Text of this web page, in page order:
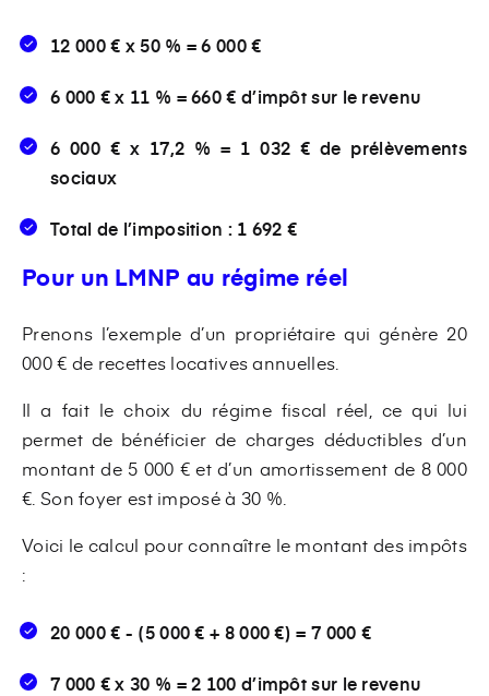
12 000 € x 50 % = 6 000 €
6 000 € x 11 % = 660 € d’impôt sur le revenu
6 000 € x 17,2 % = 1 032 € de prélèvements
sociaux
Total de l’imposition : 1 692 €
Pour un LMNP au régime réel
Prenons l’exemple d’un propriétaire qui génère 20
000 € de recettes locatives annuelles.
Il a fait le choix du régime fiscal réel, ce qui lui
permet de bénéficier de charges déductibles d’un
montant de 5 000 € et d’un amortissement de 8 000
€. Son foyer est imposé à 30 %.
Voici le calcul pour connaître le montant des impôts
:
20 000 € - (5 000 € + 8 000 €) = 7 000 €
7 000 € x 30 % = 2 100 d’impôt sur le revenu